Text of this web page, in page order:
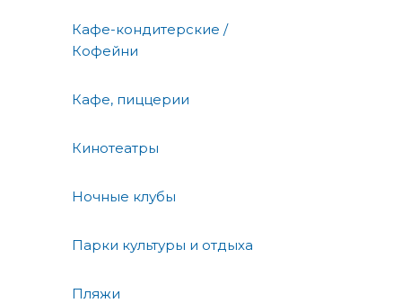
Кафе-кондитерские /
Кофейни
Кафе, пиццерии
Кинотеатры
Ночные клубы
Парки культуры и отдыха
Пляжи